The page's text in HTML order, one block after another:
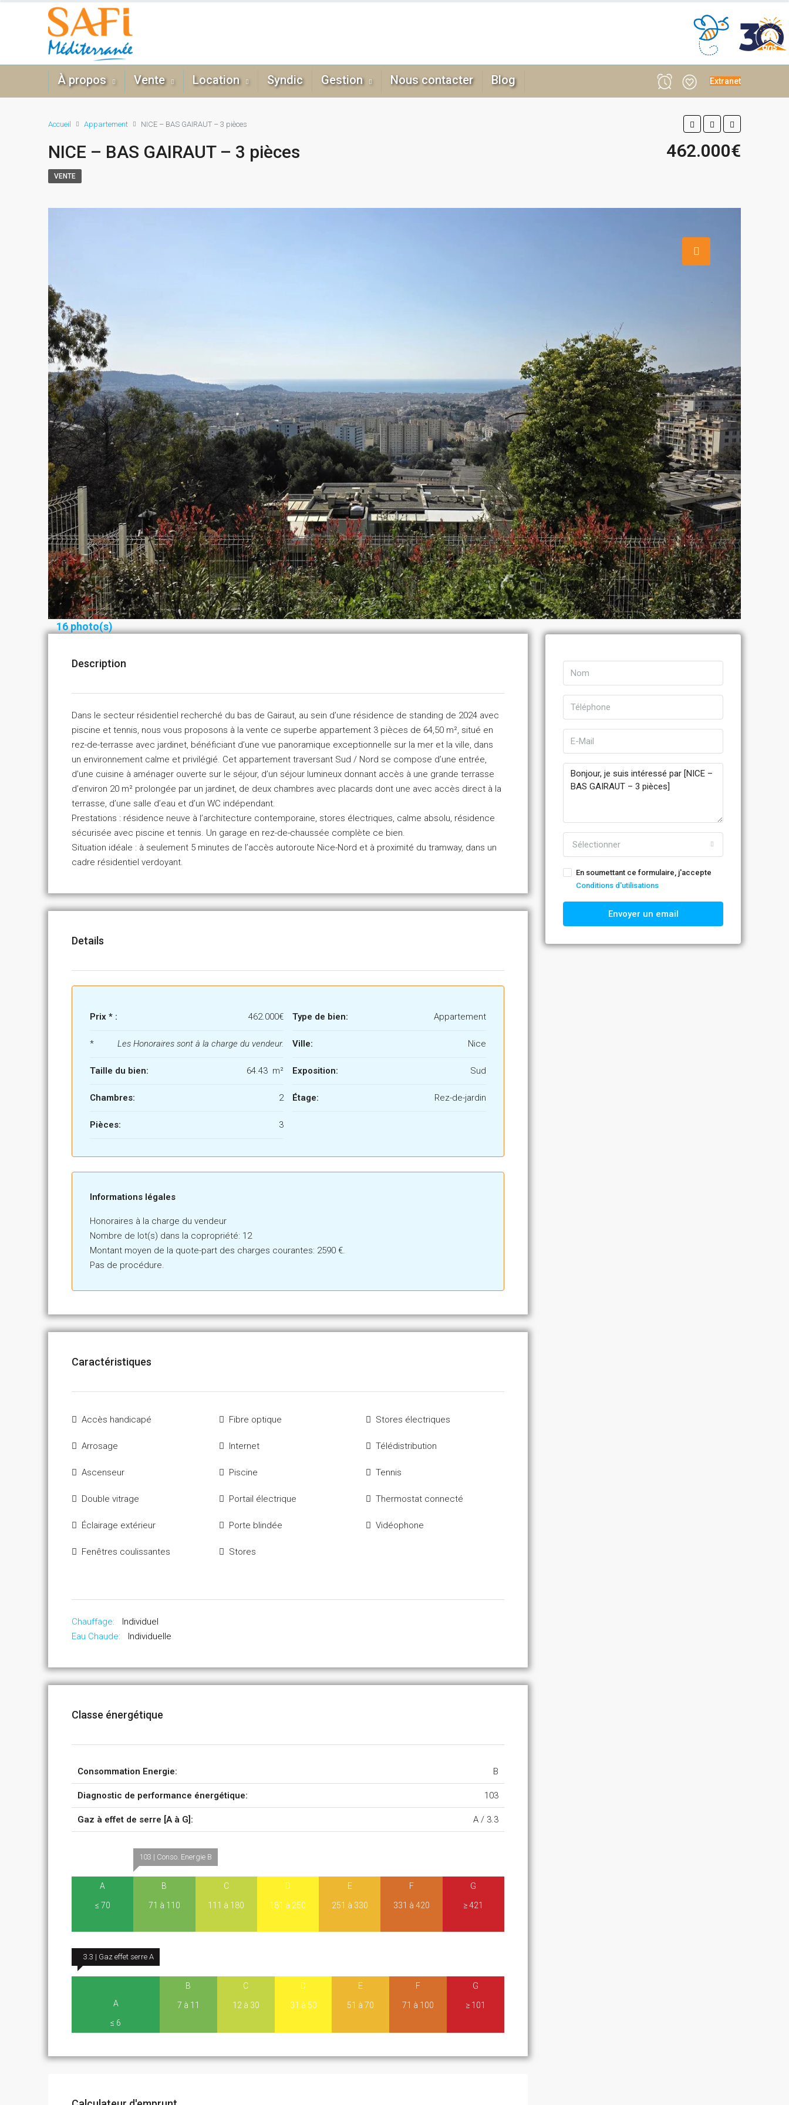
À propos Vente Location Syndic Gestion Nous contacter Blog Extranet
Accueil Appartement NICE – BAS GAIRAUT – 3 pièces
NICE – BAS GAIRAUT – 3 pièces 462.000€
VENTE
16 photo(s)
Description
Dans le secteur résidentiel recherché du bas de Gairaut, au sein d’une résidence de standing de 2024 avec
piscine et tennis, nous vous proposons à la vente ce superbe appartement 3 pièces de 64,50 m², situé en
rez-de-terrasse avec jardinet, bénéficiant d’une vue panoramique exceptionnelle sur la mer et la ville, dans
un environnement calme et privilégié. Cet appartement traversant Sud / Nord se compose d’une entrée,
d’une cuisine à aménager ouverte sur le séjour, d’un séjour lumineux donnant accès à une grande terrasse
d’environ 20 m² prolongée par un jardinet, de deux chambres avec placards dont une avec accès direct à la
terrasse, d’une salle d’eau et d’un WC indépendant.
Prestations : résidence neuve à l’architecture contemporaine, stores électriques, calme absolu, résidence
sécurisée avec piscine et tennis. Un garage en rez-de-chaussée complète ce bien.
Situation idéale : à seulement 5 minutes de l’accès autoroute Nice-Nord et à proximité du tramway, dans un
cadre résidentiel verdoyant.
Details
Prix * : 462.000€
* Les Honoraires sont à la charge du vendeur.
Taille du bien: 64.43 m²
Chambres: 2
Pièces: 3
Type de bien: Appartement
Ville: Nice
Exposition: Sud
Étage: Rez-de-jardin
Informations légales
Honoraires à la charge du vendeur
Nombre de lot(s) dans la copropriété: 12
Montant moyen de la quote-part des charges courantes: 2590 €.
Pas de procédure.
Caractéristiques
Accès handicapé
Arrosage
Ascenseur
Double vitrage
Éclairage extérieur
Fenêtres coulissantes
Fibre optique
Internet
Piscine
Portail électrique
Porte blindée
Stores
Stores électriques
Télédistribution
Tennis
Thermostat connecté
Vidéophone
Chauffage:
Individuel
Eau Chaude:
Individuelle
Classe énergétique
Consommation Energie: B
Diagnostic de performance énergétique: 103
Gaz à effet de serre [A à G]: 3.3
A /
A
≤ 70
103 | Conso. Energie B
B
71 à 110
C
111 à 180
D
181 à 250
E
251 à 330
F
331 à 420
G
≥ 421
3.3 | Gaz effet serre A
A
≤ 6
B
7 à 11
C
12 à 30
D
31 à 50
E
51 à 70
F
71 à 100
G
≥ 101
Sélectionner
En soumettant ce formulaire, j'accepte
Conditions d'utilisations
Envoyer un email